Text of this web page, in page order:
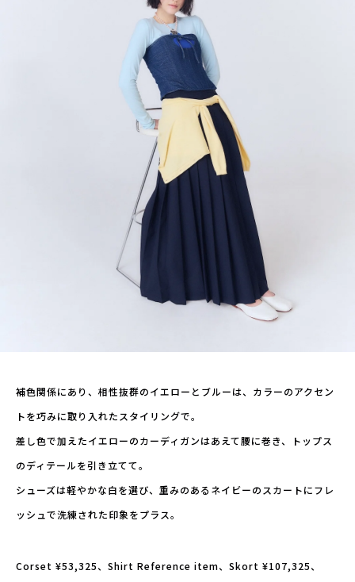
補色関係にあり、相性抜群のイエローとブルーは、カラーのアクセン
トを巧みに取り入れたスタイリングで。
差し色で加えたイエローのカーディガンはあえて腰に巻き、トップス
のディテールを引き立てて。
シューズは軽やかな白を選び、重みのあるネイビーのスカートにフレ
ッシュで洗練された印象をプラス。
Corset ¥53,325、Shirt Reference item、Skort ¥107,325、